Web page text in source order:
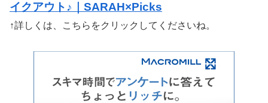
イクアウト♪｜SARAH×Picks
↑詳しくは、こちらをクリックしてくださいね。